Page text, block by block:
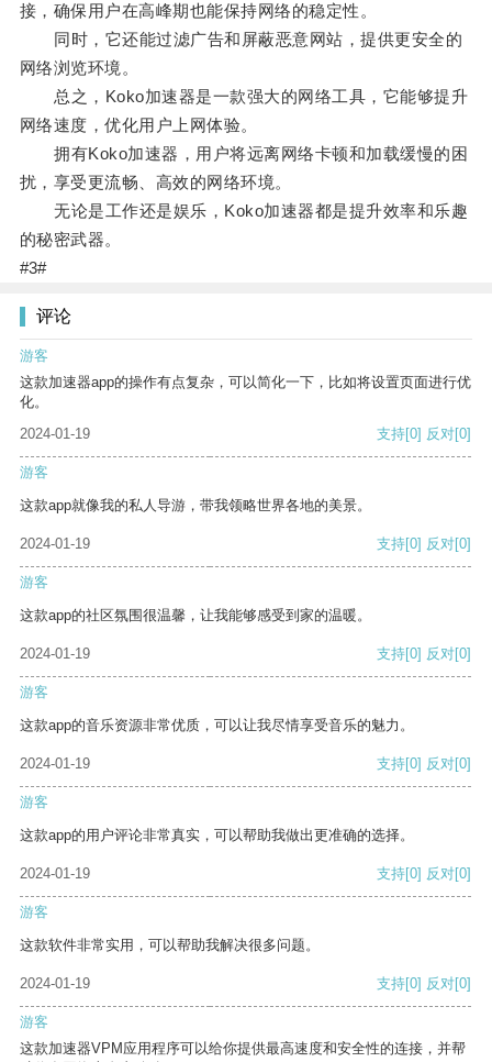
接，确保用户在高峰期也能保持网络的稳定性。
同时，它还能过滤广告和屏蔽恶意网站，提供更安全的
网络浏览环境。
总之，Koko加速器是一款强大的网络工具，它能够提升
网络速度，优化用户上网体验。
拥有Koko加速器，用户将远离网络卡顿和加载缓慢的困
扰，享受更流畅、高效的网络环境。
无论是工作还是娱乐，Koko加速器都是提升效率和乐趣
的秘密武器。
#3#
评论
游客
这款加速器app的操作有点复杂，可以简化一下，比如将设置页面进行优
化。
2024-01-19
支持[0] 反对[0]
游客
这款app就像我的私人导游，带我领略世界各地的美景。
2024-01-19 支持[0] 反对[0]
游客
这款app的社区氛围很温馨，让我能够感受到家的温暖。
2024-01-19 支持[0] 反对[0]
游客
这款app的音乐资源非常优质，可以让我尽情享受音乐的魅力。
2024-01-19 支持[0] 反对[0]
游客
这款app的用户评论非常真实，可以帮助我做出更准确的选择。
2024-01-19 支持[0] 反对[0]
游客
这款软件非常实用，可以帮助我解决很多问题。
2024-01-19 支持[0] 反对[0]
游客
这款加速器VPM应用程序可以给你提供最高速度和安全性的连接，并帮